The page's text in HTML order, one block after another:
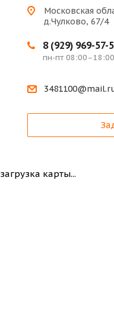
Московская
д.Чулково, 67/4
8 (929) 969-57-
пн-пт
загрузка карты...